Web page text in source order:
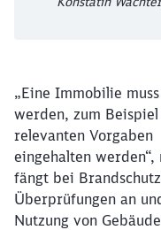
„Eine Immobilie
werden, zum
relevanten Vorgaben
eingehalten
fängt bei
Überprüfungen an
Nutzung von